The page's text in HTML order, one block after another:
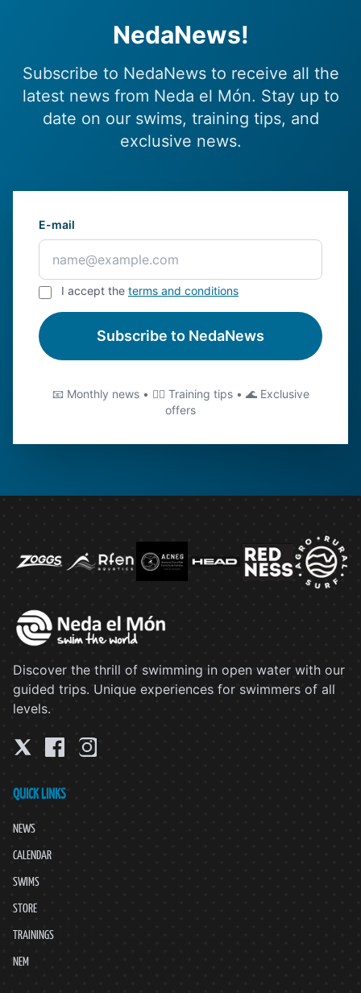
NedaNews!
Subscribe to NedaNews to receive all the
latest news from Neda el Món. Stay up to
date on our swims, training tips, and
exclusive news.
E-mail
I accept the terms and conditions
Subscribe to NedaNews
📧 Monthly news • 🏊‍♂️ Training tips • 🌊 Exclusive
offers
Discover the thrill of swimming in open water with our
guided trips. Unique experiences for swimmers of all
levels.
QUICK LINKS
NEWS
CALENDAR
SWIMS
STORE
TRAININGS
NEM